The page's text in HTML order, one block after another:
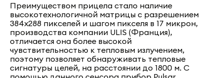
Преимуществом прицела стало наличие
высокотехнологичной матрицы с разрешением
384х288 пикселей и шагом пикселя в 17 микрон,
производства компании ULIS (Франция),
отличается она более высокой
чувствительностью к тепловым излучением,
поэтому позволяет обнаруживать тепловые
сигнатуры целей, на расстоянии до 1800 м. С